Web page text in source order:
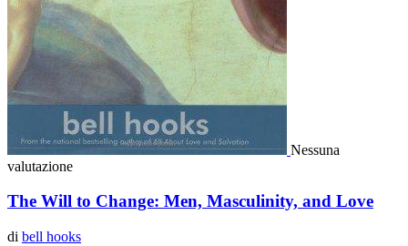
Nessuna
valutazione
The Will to Change: Men, Masculinity, and Love
di bell hooks